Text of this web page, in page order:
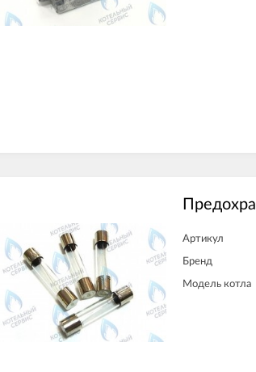
Артикул
Бренд
Модель котла